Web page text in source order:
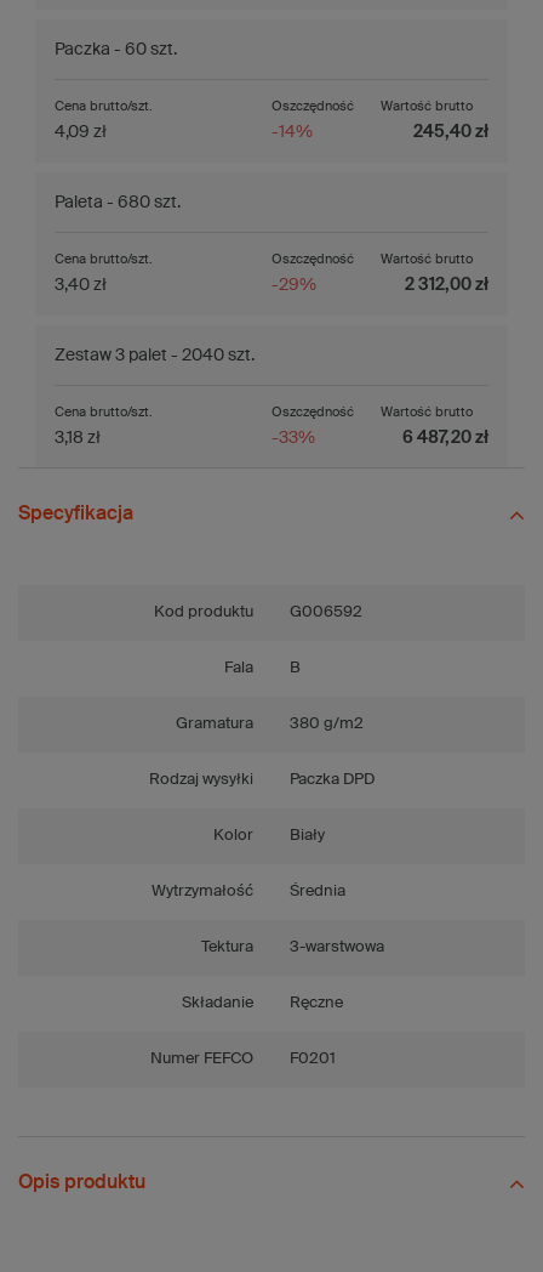
Paczka - 60 szt.
Oszczędność
-14%
Cena brutto/szt.
4,09 zł
Wartość brutto
245,40 zł
Paleta - 680 szt.
Oszczędność
-29%
Cena brutto/szt.
3,40 zł
Wartość brutto
2 312,00 zł
Zestaw 3 palet - 2040 szt.
Oszczędność
-33%
Cena brutto/szt.
3,18 zł
Wartość brutto
6 487,20 zł
Specyfikacja
Kod produktu G006592
Fala B
Gramatura 380 g/m2
Rodzaj wysyłki Paczka DPD
Kolor Biały
Wytrzymałość Średnia
Tektura 3-warstwowa
Składanie Ręczne
Numer FEFCO F0201
Opis produktu